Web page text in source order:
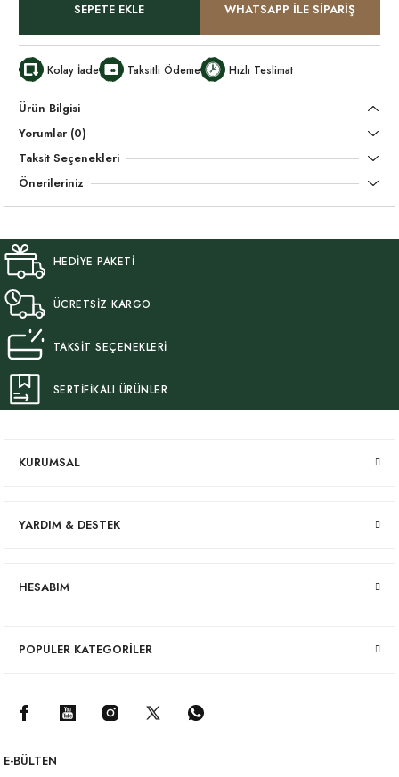
SEPETE EKLE WHATSAPP İLE SİPARİŞ
Kolay İade Taksitli Ödeme Hızlı Teslimat
Ürün Bilgisi
Yorumlar (0)
Taksit Seçenekleri
Önerileriniz
HEDİYE PAKETİ
ÜCRETSİZ KARGO
TAKSİT SEÇENEKLERİ
SERTİFİKALI ÜRÜNLER
KURUMSAL
YARDIM & DESTEK
HESABIM
POPÜLER KATEGORİLER
E-BÜLTEN